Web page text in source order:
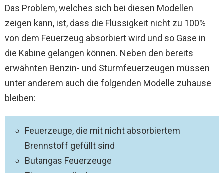
Das Problem, welches sich bei diesen Modellen
zeigen kann, ist, dass die Flüssigkeit nicht zu 100%
von dem Feuerzeug absorbiert wird und so Gase in
die Kabine gelangen können. Neben den bereits
erwähnten Benzin- und Sturmfeuerzeugen müssen
unter anderem auch die folgenden Modelle zuhause
bleiben:
Feuerzeuge, die mit nicht absorbiertem
Brennstoff gefüllt sind
Butangas Feuerzeuge